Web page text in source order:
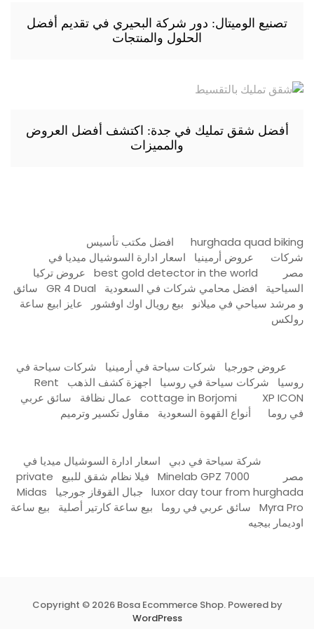
تصنيع الوميتال: دور شركة البحيري في تقديم أفضل
الحلول والمنتجات
أفضل شقق تمليك في جدة: اكتشف أفضل العروض
والمميزات
hurghada quad biking
افضل مكتب تأسيس
شركات
عروض أرمينيا
اسعار ادارة السوشيال ميديا في
مصر
best gold detector in the world
عروض تركيا
السياحية
افضل محامي شركات في السعودية GR 4 Dual
سائق
و مرشد سياحي في ميلانو
بيع رويال اوك اوفشور
عايز ابيع ساعة
رولكس
عروض جورجيا شركات سياحة في أرمينيا
شركات سياحة في
روسيا
شركات سياحة في روسيا اجهزة كشف الذهب
Rent
cottage in Borjomi
XP ICON عمال نظافة
سائق عربي
في روما
أنواع القهوة السعودية مقاول تكسير وترميم
شركة سياحة في دبي
اسعار ادارة السوشيال ميديا في
مصر
Minelab GPZ 7000 فيلا نظام شقق للبيع
private
luxor day tour from hurghada
جبال القوقاز جورجيا
Midas
Myra Pro
سائق عربي في روما بيع ساعة كارتير أصلية
بيع ساعة
اوديمار بيجيه
Copyright © 2026 Bosa Ecommerce Shop. Powered by
WordPress